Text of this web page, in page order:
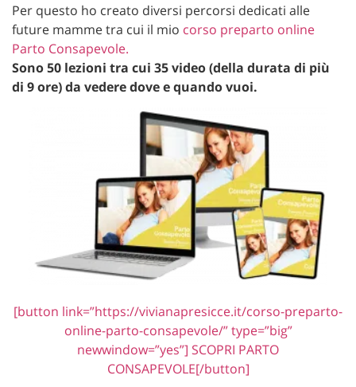
Per questo ho creato diversi percorsi dedicati alle
future mamme tra cui il mio corso preparto online
Parto Consapevole.
Sono 50 lezioni tra cui 35 video (della durata di più
di 9 ore) da vedere dove e quando vuoi.
[button link=”https://vivianapresicce.it/corso-preparto-
online-parto-consapevole/” type=”big”
newwindow=”yes”] SCOPRI PARTO
CONSAPEVOLE[/button]